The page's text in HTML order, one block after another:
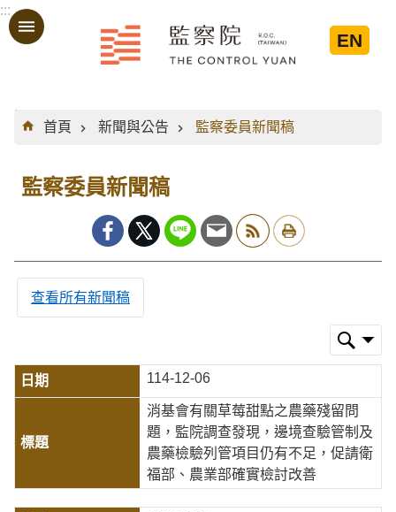
跳到主要內容區塊
:::
EN
:::
首頁
新聞與公告 監察委員新聞稿
監察委員新聞稿
查看所有新聞稿
114-12-06
消基會有關草莓甜點之農藥殘留問
題，監院調查發現，邊境查驗管制及
農藥檢驗列管項目仍有不足，促請衛
福部、農業部確實檢討改善